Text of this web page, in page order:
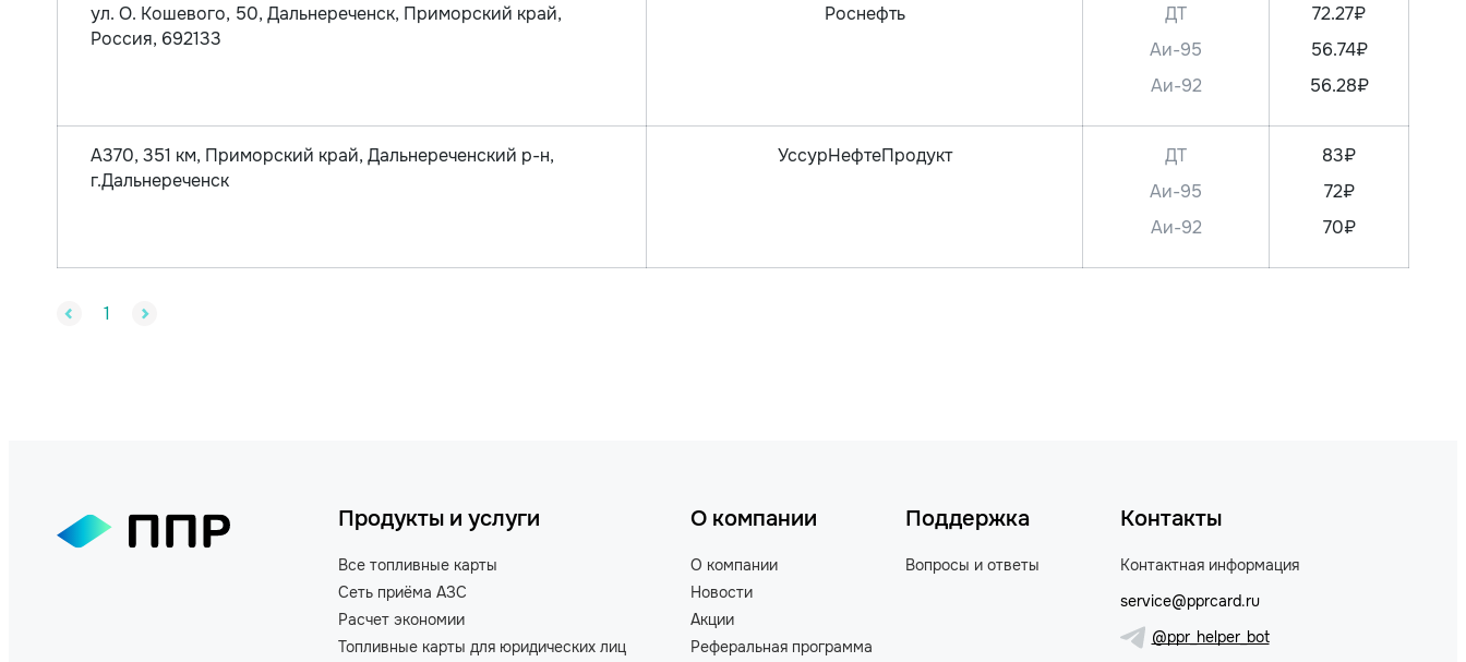
ул. О. Кошевого, 50, Дальнереченск, Приморский край,
Россия, 692133
Роснефть
ДТ
Аи-95
Аи-92
72.27₽
56.74₽
56.28₽
А370, 351 км, Приморский край, Дальнереченский р-н,
г.Дальнереченск
УссурНефтеПродукт
ДТ
Аи-95
Аи-92
83₽
72₽
70₽
1
Продукты и услуги
Все топливные карты
Сеть приёма АЗС
Расчет экономии
Топливные карты для юридических лиц
О компании
О компании
Новости
Акции
Реферальная программа
Поддержка
Вопросы и ответы
Контакты
Контактная информация
service@pprcard.ru
@ppr_helper_bot